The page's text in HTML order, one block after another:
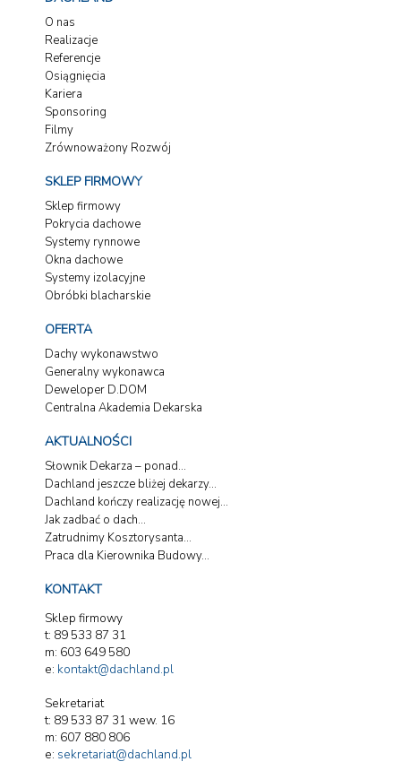
O nas
Realizacje
Referencje
Osiągnięcia
Kariera
Sponsoring
Filmy
Zrównoważony Rozwój
SKLEP FIRMOWY
Sklep firmowy
Pokrycia dachowe
Systemy rynnowe
Okna dachowe
Systemy izolacyjne
Obróbki blacharskie
OFERTA
Dachy wykonawstwo
Generalny wykonawca
Deweloper D.DOM
Centralna Akademia Dekarska
AKTUALNOŚCI
Słownik Dekarza – ponad...
Dachland jeszcze bliżej dekarzy...
Dachland kończy realizację nowej...
Jak zadbać o dach...
Zatrudnimy Kosztorysanta...
Praca dla Kierownika Budowy...
KONTAKT
Sklep firmowy
t: 89 533 87 31
m: 603 649 580
e: kontakt@dachland.pl
Sekretariat
t: 89 533 87 31 wew. 16
m: 607 880 806
e: sekretariat@dachland.pl